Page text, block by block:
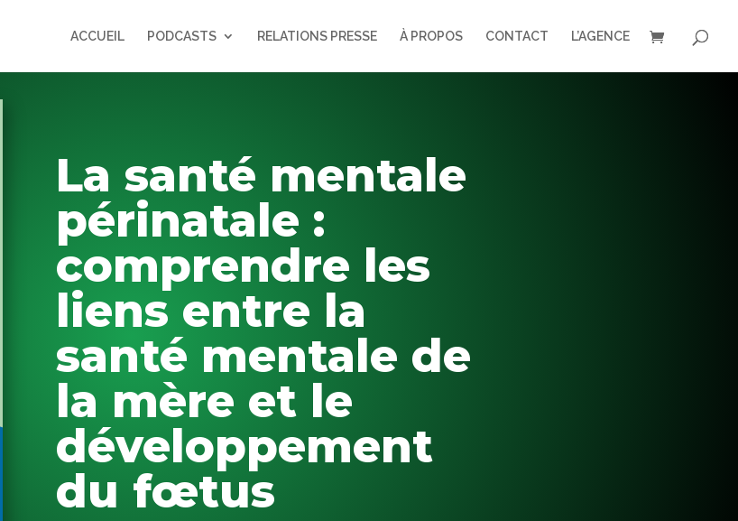
ACCUEIL PODCASTS RELATIONS PRESSE À PROPOS CONTACT L’AGENCE
La santé mentale
périnatale :
comprendre les
liens entre la
santé mentale de
la mère et le
développement
du fœtus